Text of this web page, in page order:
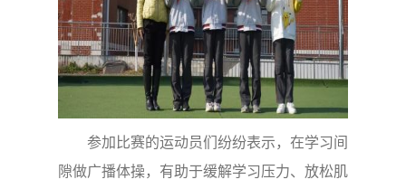
参加比赛的运动员们纷纷表示，在学习间
隙做广播体操，有助于缓解学习压力、放松肌